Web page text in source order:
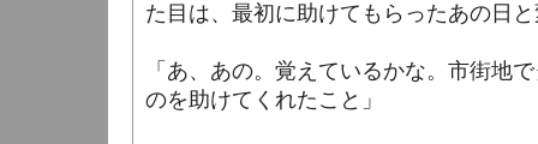
た目は、最初に助けてもらったあの日
「あ、あの。覚えているかな。市街地
のを助けてくれたこと」